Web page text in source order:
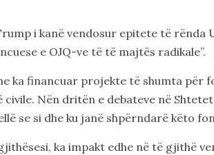
i kanë vendosur epitete të rënda
e OJQ-ve të të majtës radikale”.
ka financuar projekte të shumta për
Nën dritën e debateve në
se si dhe ku janë shpërndarë këto
ka impakt edhe në të gjithë